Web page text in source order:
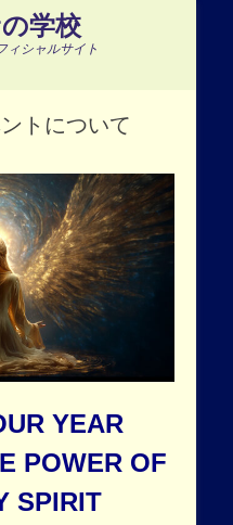
学校
ィシャルサイト
トについて
YEAR
POWER OF
SPIRIT